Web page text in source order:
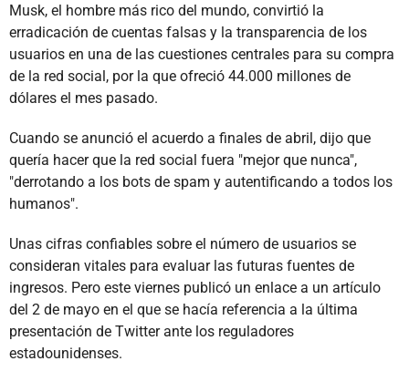
Musk, el hombre más rico del mundo, convirtió la
erradicación de cuentas falsas y la transparencia de los
usuarios en una de las cuestiones centrales para su compra
de la red social, por la que ofreció 44.000 millones de
dólares el mes pasado.
Cuando se anunció el acuerdo a finales de abril, dijo que
quería hacer que la red social fuera "mejor que nunca",
"derrotando a los bots de spam y autentificando a todos los
humanos".
Unas cifras confiables sobre el número de usuarios se
consideran vitales para evaluar las futuras fuentes de
ingresos. Pero este viernes publicó un enlace a un artículo
del 2 de mayo en el que se hacía referencia a la última
presentación de Twitter ante los reguladores
estadounidenses.